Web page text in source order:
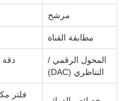
مرشح
مطابقة القناة
المحول الرقمي /
التناظري (DAC)
فلتر